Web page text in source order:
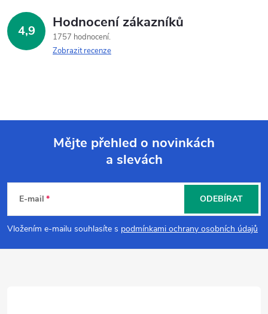
4,9 Hodnocení zákazníků
1757 hodnocení
Zobrazit recenze
p
Mějte přehled o novinkách
a slevách
E-mail
Vložením e-mailu souhlasíte s podmínkami ochrany osobních údajů
ODEBÍRAT